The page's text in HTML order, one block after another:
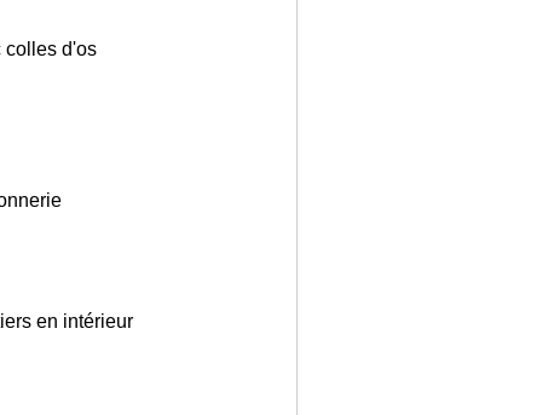
colles d'os
en intérieur